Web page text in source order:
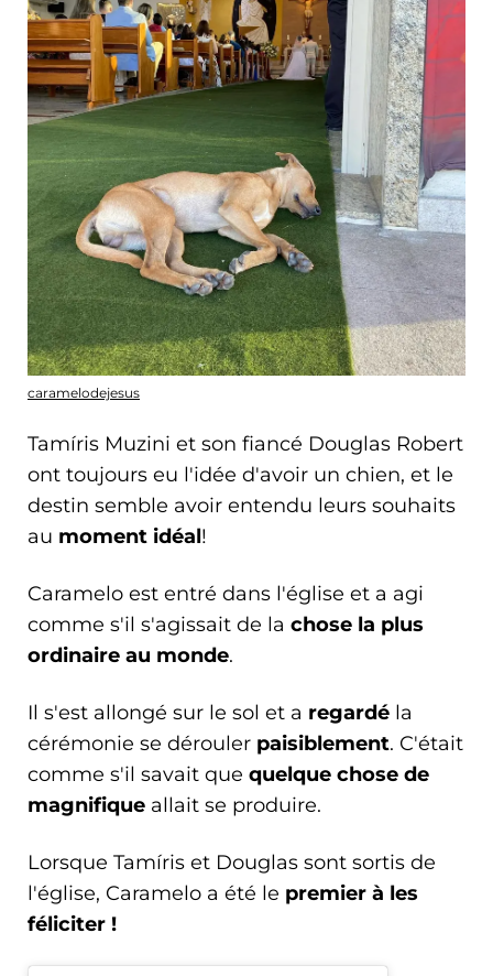
caramelodejesus
Tamíris Muzini et son fiancé Douglas Robert
ont toujours eu l'idée d'avoir un chien, et le
destin semble avoir entendu leurs souhaits
au moment idéal!
Caramelo est entré dans l'église et a agi
comme s'il s'agissait de la chose la plus
ordinaire au monde.
Il s'est allongé sur le sol et a regardé la
cérémonie se dérouler paisiblement. C'était
comme s'il savait que quelque chose de
magnifique allait se produire.
Lorsque Tamíris et Douglas sont sortis de
l'église, Caramelo a été le premier à les
féliciter !